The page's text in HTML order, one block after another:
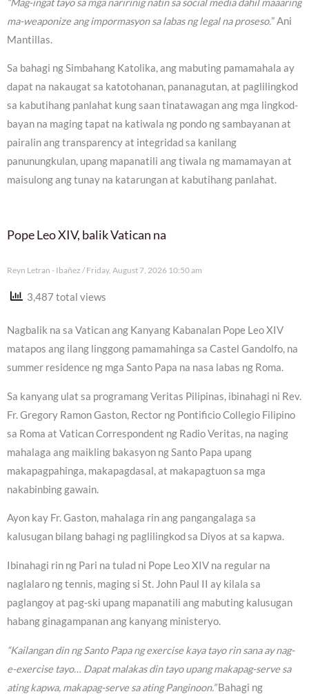
ma-weaponize ang impormasyon sa labas ng legal na proseso.” Ani
Mantillas.
Sa bahagi ng Simbahang Katolika, ang mabuting pamamahala ay
dapat na nakaugat sa katotohanan, pananagutan, at paglilingkod
sa kabutihang panlahat kung saan tinatawagan ang mga lingkod-
bayan na maging tapat na katiwala ng pondo ng sambayanan at
pairalin ang transparency at integridad sa kanilang
panunungkulan, upang mapanatili ang tiwala ng mamamayan at
maisulong ang tunay na katarungan at kabutihang panlahat.
Pope Leo XIV, balik Vatican na
Reyn Letran - Ibañez Friday, August 7, 2026 10:50 am
3,487 total views
Nagbalik na sa Vatican ang Kanyang Kabanalan Pope Leo XIV
matapos ang ilang linggong pamamahinga sa Castel Gandolfo, na
summer residence ng mga Santo Papa na nasa labas ng Roma.
Sa kanyang ulat sa programang Veritas Pilipinas, ibinahagi ni Rev.
Fr. Gregory Ramon Gaston, Rector ng Pontificio Collegio Filipino
sa Roma at Vatican Correspondent ng Radio Veritas, na naging
mahalaga ang maikling bakasyon ng Santo Papa upang
makapagpahinga, makapagdasal, at makapagtuon sa mga
nakabinbing gawain.
Ayon kay Fr. Gaston, mahalaga rin ang pangangalaga sa
kalusugan bilang bahagi ng paglilingkod sa Diyos at sa kapwa.
Ibinahagi rin ng Pari na tulad ni Pope Leo XIV na regular na
naglalaro ng tennis, maging si St. John Paul II ay kilala sa
paglangoy at pag-ski upang mapanatili ang mabuting kalusugan
habang ginagampanan ang kanyang ministeryo.
“Kailangan din ng Santo Papa ng exercise kaya tayo rin sana ay nag-
e-exercise tayo… Dapat malakas din tayo upang makapag-serve sa
ating kapwa, makapag-serve sa ating Panginoon.”Bahagi ng